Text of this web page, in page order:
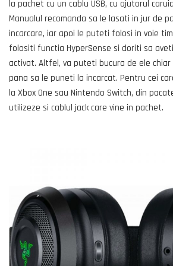
la pachet cu un cablu USB, cu ajutorul
Manualul recomanda sa le lasati in jur de
incarcare, iar apoi le puteti folosi in voie
folositi functia HyperSense si doriti sa
activat. Altfel, va puteti bucura de ele chiar
pana sa le puneti la incarcat. Pentru cei
la Xbox One sau Nintendo Switch, din
utilizeze si cablul jack care vine in pachet.